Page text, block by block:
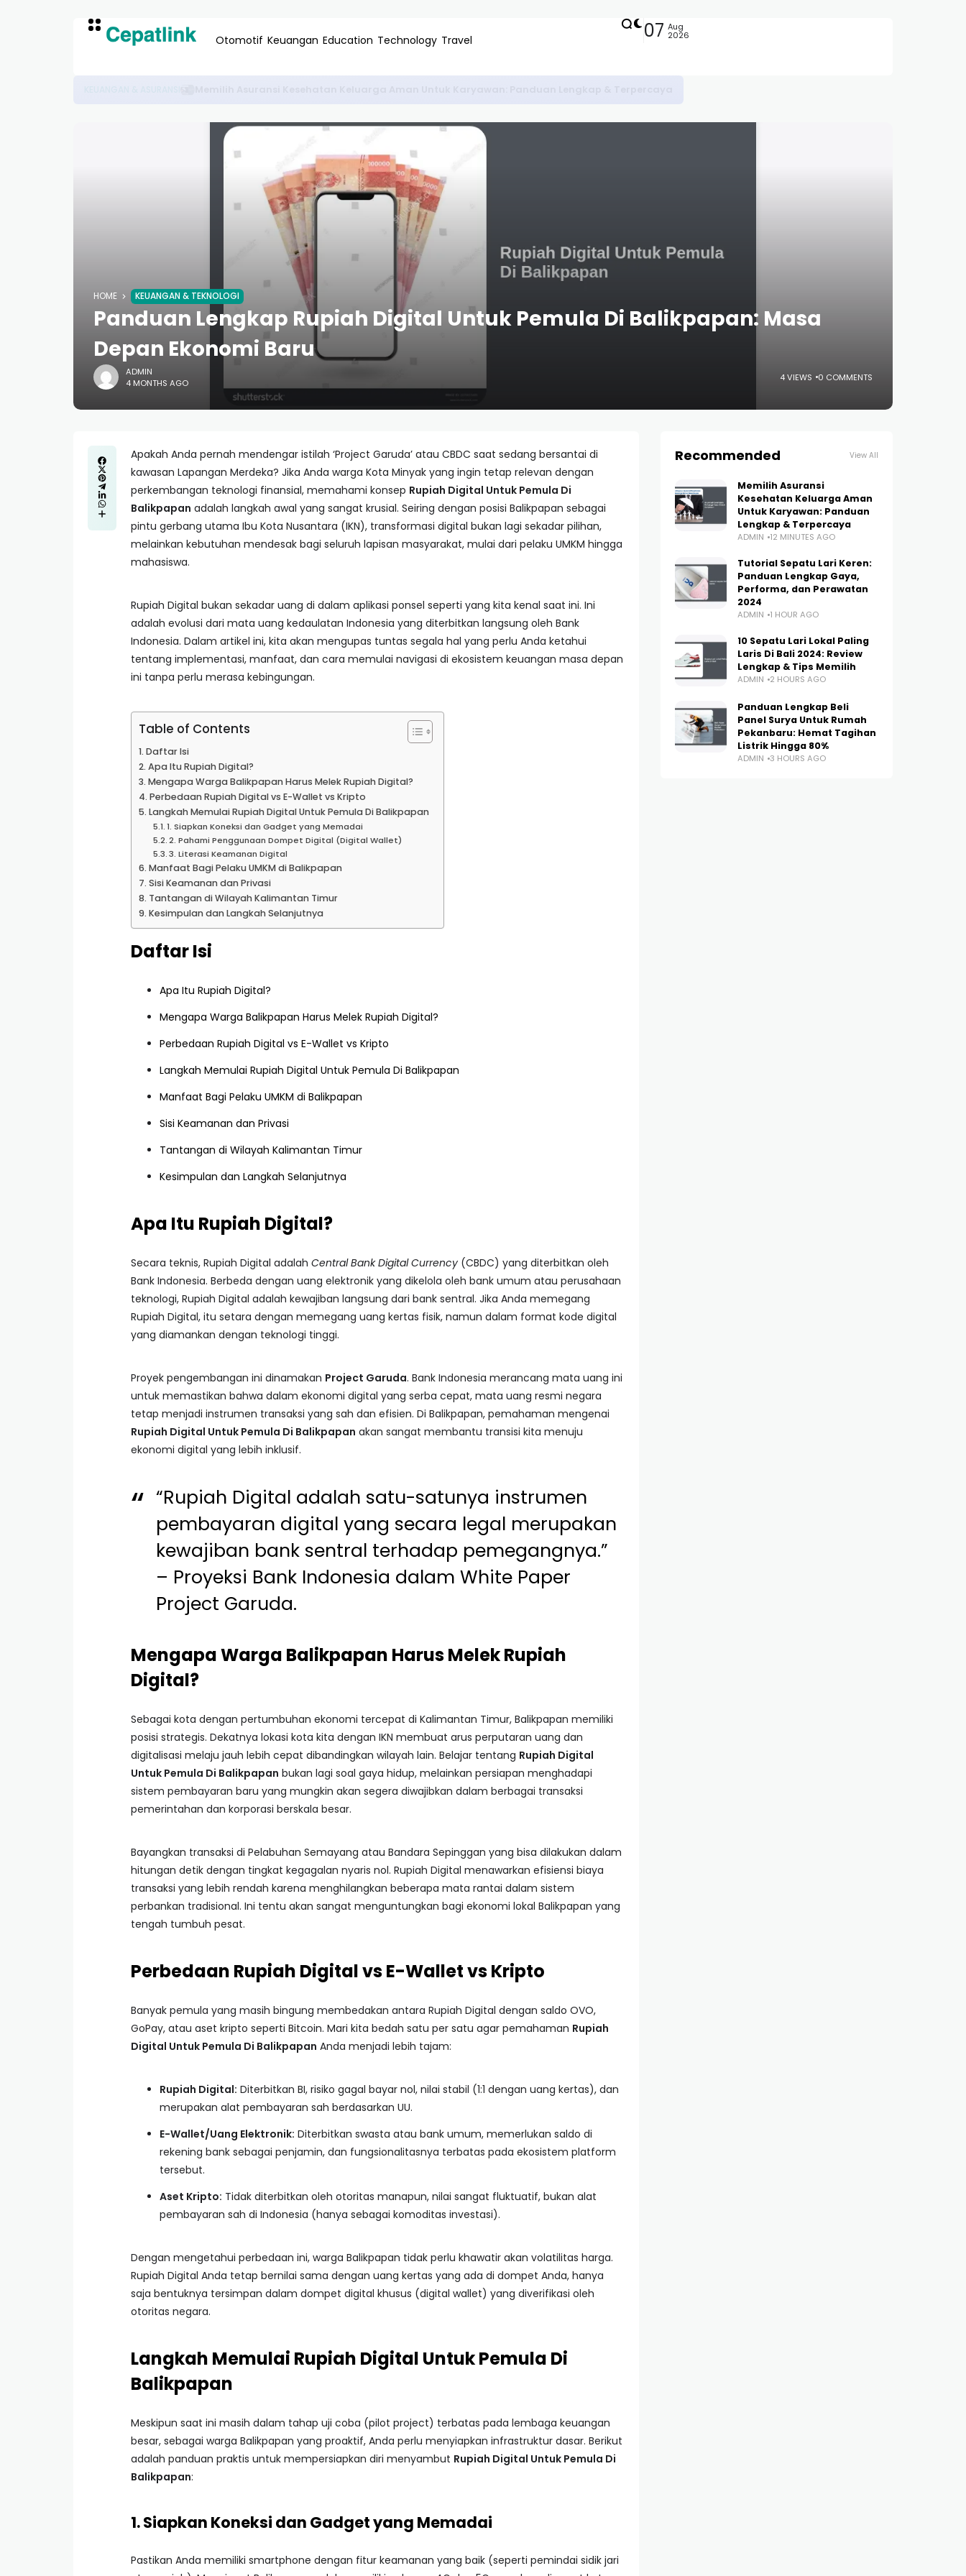
Otomotif Keuangan Education Technology Travel 07 Aug
2026
HOME KEUANGAN & TEKNOLOGI
Panduan Lengkap Rupiah Digital Untuk Pemula Di Balikpapan: Masa
Depan Ekonomi Baru
ADMIN
4 MONTHS AGO
4 VIEWS 0 COMMENTS
Apakah Anda pernah mendengar istilah ‘Project Garuda’ atau CBDC saat sedang bersantai di
kawasan Lapangan Merdeka? Jika Anda warga Kota Minyak yang ingin tetap relevan dengan
perkembangan teknologi finansial, memahami konsep Rupiah Digital Untuk Pemula Di
Balikpapan adalah langkah awal yang sangat krusial. Seiring dengan posisi Balikpapan sebagai
pintu gerbang utama Ibu Kota Nusantara (IKN), transformasi digital bukan lagi sekadar pilihan,
melainkan kebutuhan mendesak bagi seluruh lapisan masyarakat, mulai dari pelaku UMKM hingga
mahasiswa.
Rupiah Digital bukan sekadar uang di dalam aplikasi ponsel seperti yang kita kenal saat ini. Ini
adalah evolusi dari mata uang kedaulatan Indonesia yang diterbitkan langsung oleh Bank
Indonesia. Dalam artikel ini, kita akan mengupas tuntas segala hal yang perlu Anda ketahui
tentang implementasi, manfaat, dan cara memulai navigasi di ekosistem keuangan masa depan
ini tanpa perlu merasa kebingungan.
Table of Contents
Daftar Isi
Apa Itu Rupiah Digital?
Mengapa Warga Balikpapan Harus Melek Rupiah Digital?
Perbedaan Rupiah Digital vs E-Wallet vs Kripto
Langkah Memulai Rupiah Digital Untuk Pemula Di Balikpapan
1. Siapkan Koneksi dan Gadget yang Memadai
2. Pahami Penggunaan Dompet Digital (Digital Wallet)
3. Literasi Keamanan Digital
Manfaat Bagi Pelaku UMKM di Balikpapan
Sisi Keamanan dan Privasi
Tantangan di Wilayah Kalimantan Timur
Kesimpulan dan Langkah Selanjutnya
Daftar Isi
Apa Itu Rupiah Digital?
Mengapa Warga Balikpapan Harus Melek Rupiah Digital?
Perbedaan Rupiah Digital vs E-Wallet vs Kripto
Langkah Memulai Rupiah Digital Untuk Pemula Di Balikpapan
Manfaat Bagi Pelaku UMKM di Balikpapan
Sisi Keamanan dan Privasi
Tantangan di Wilayah Kalimantan Timur
Kesimpulan dan Langkah Selanjutnya
Apa Itu Rupiah Digital?
Secara teknis, Rupiah Digital adalah Central Bank Digital Currency (CBDC) yang diterbitkan oleh
Bank Indonesia. Berbeda dengan uang elektronik yang dikelola oleh bank umum atau perusahaan
teknologi, Rupiah Digital adalah kewajiban langsung dari bank sentral. Jika Anda memegang
Rupiah Digital, itu setara dengan memegang uang kertas fisik, namun dalam format kode digital
yang diamankan dengan teknologi tinggi.
Proyek pengembangan ini dinamakan Project Garuda. Bank Indonesia merancang mata uang ini
untuk memastikan bahwa dalam ekonomi digital yang serba cepat, mata uang resmi negara
tetap menjadi instrumen transaksi yang sah dan efisien. Di Balikpapan, pemahaman mengenai
Rupiah Digital Untuk Pemula Di Balikpapan akan sangat membantu transisi kita menuju
ekonomi digital yang lebih inklusif.
“Rupiah Digital adalah satu-satunya instrumen
pembayaran digital yang secara legal merupakan
kewajiban bank sentral terhadap pemegangnya.”
– Proyeksi Bank Indonesia dalam White Paper
Project Garuda.
Mengapa Warga Balikpapan Harus Melek Rupiah
Digital?
Sebagai kota dengan pertumbuhan ekonomi tercepat di Kalimantan Timur, Balikpapan memiliki
posisi strategis. Dekatnya lokasi kota kita dengan IKN membuat arus perputaran uang dan
digitalisasi melaju jauh lebih cepat dibandingkan wilayah lain. Belajar tentang Rupiah Digital
Untuk Pemula Di Balikpapan bukan lagi soal gaya hidup, melainkan persiapan menghadapi
sistem pembayaran baru yang mungkin akan segera diwajibkan dalam berbagai transaksi
pemerintahan dan korporasi berskala besar.
Bayangkan transaksi di Pelabuhan Semayang atau Bandara Sepinggan yang bisa dilakukan dalam
hitungan detik dengan tingkat kegagalan nyaris nol. Rupiah Digital menawarkan efisiensi biaya
transaksi yang lebih rendah karena menghilangkan beberapa mata rantai dalam sistem
perbankan tradisional. Ini tentu akan sangat menguntungkan bagi ekonomi lokal Balikpapan yang
tengah tumbuh pesat.
Perbedaan Rupiah Digital vs E-Wallet vs Kripto
Banyak pemula yang masih bingung membedakan antara Rupiah Digital dengan saldo OVO,
GoPay, atau aset kripto seperti Bitcoin. Mari kita bedah satu per satu agar pemahaman Rupiah
Digital Untuk Pemula Di Balikpapan Anda menjadi lebih tajam:
Rupiah Digital: Diterbitkan BI, risiko gagal bayar nol, nilai stabil (1:1 dengan uang kertas), dan
merupakan alat pembayaran sah berdasarkan UU.
E-Wallet/Uang Elektronik: Diterbitkan swasta atau bank umum, memerlukan saldo di
rekening bank sebagai penjamin, dan fungsionalitasnya terbatas pada ekosistem platform
tersebut.
Aset Kripto: Tidak diterbitkan oleh otoritas manapun, nilai sangat fluktuatif, bukan alat
pembayaran sah di Indonesia (hanya sebagai komoditas investasi).
Dengan mengetahui perbedaan ini, warga Balikpapan tidak perlu khawatir akan volatilitas harga.
Rupiah Digital Anda tetap bernilai sama dengan uang kertas yang ada di dompet Anda, hanya
saja bentuknya tersimpan dalam dompet digital khusus (digital wallet) yang diverifikasi oleh
otoritas negara.
Langkah Memulai Rupiah Digital Untuk Pemula Di
Balikpapan
Meskipun saat ini masih dalam tahap uji coba (pilot project) terbatas pada lembaga keuangan
besar, sebagai warga Balikpapan yang proaktif, Anda perlu menyiapkan infrastruktur dasar. Berikut
adalah panduan praktis untuk mempersiapkan diri menyambut Rupiah Digital Untuk Pemula Di
Balikpapan:
1. Siapkan Koneksi dan Gadget yang Memadai
Pastikan Anda memiliki smartphone dengan fitur keamanan yang baik (seperti pemindai sidik jari
Recommended View All
Memilih Asuransi
Kesehatan Keluarga Aman
Untuk Karyawan: Panduan
Lengkap & Terpercaya
ADMIN 12 MINUTES AGO
Tutorial Sepatu Lari Keren:
Panduan Lengkap Gaya,
Performa, dan Perawatan
2024
ADMIN 1 HOUR AGO
10 Sepatu Lari Lokal Paling
Laris Di Bali 2024: Review
Lengkap & Tips Memilih
ADMIN 2 HOURS AGO
Panduan Lengkap Beli
Panel Surya Untuk Rumah
Pekanbaru: Hemat Tagihan
Listrik Hingga 80%
ADMIN 3 HOURS AGO